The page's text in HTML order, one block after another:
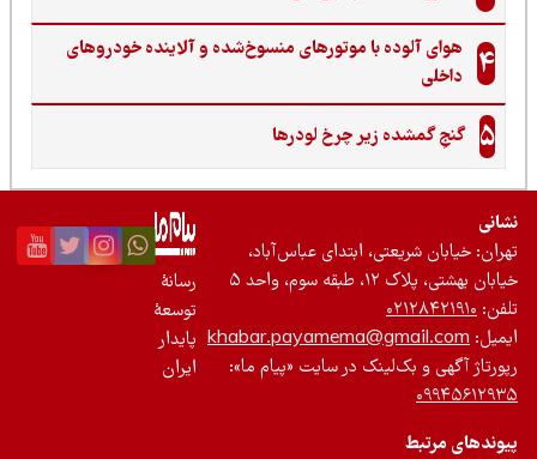
هوای آلوده با موتورهای منسوخ‌شده و آلاینده خودروهای
داخلی
گنجِ گمشده زیر چرخ لودرها
خیابان شریعتی، ابتدای عباس‌آباد،
بهشتی، پلاک ۱۲، طبقه سوم، واحد ۵
۰۲۱۲۸۴۲۱۹۱۰
khabar.payamema@gmail.com
آگهی و بک‌لینک در سایت «پیام ما»:
مرتبط
رسانۀ
توسعۀ
پایدار
ایران